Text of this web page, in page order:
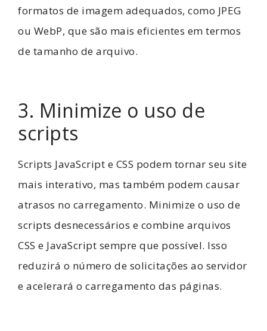
formatos de imagem adequados, como JPEG
ou WebP, que são mais eficientes em termos
de tamanho de arquivo.
3. Minimize o uso de
scripts
Scripts JavaScript e CSS podem tornar seu site
mais interativo, mas também podem causar
atrasos no carregamento. Minimize o uso de
scripts desnecessários e combine arquivos
CSS e JavaScript sempre que possível. Isso
reduzirá o número de solicitações ao servidor
e acelerará o carregamento das páginas.